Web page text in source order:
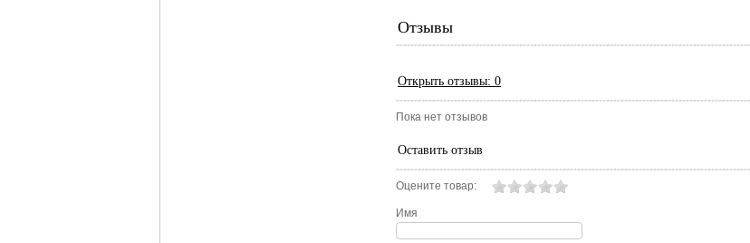
Отзывы
Открыть отзывы: 0
Пока нет отзывов
Оставить отзыв
Оцените товар:
Имя